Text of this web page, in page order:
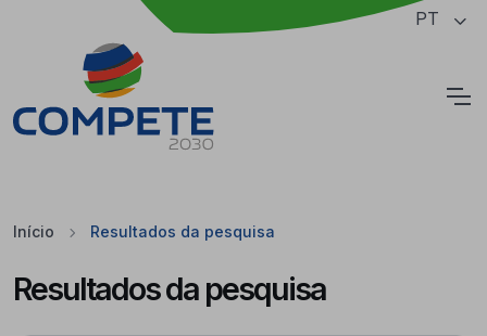
Saltar para o conteúdo principal da página PT
Início Resultados da pesquisa
Resultados da pesquisa